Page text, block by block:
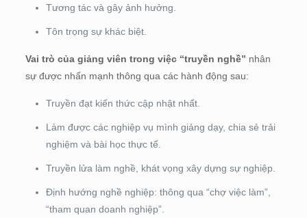
Tương tác và gây ảnh hưởng.
Tôn trọng sự khác biệt.
Vai trò của giảng viên trong việc “truyền nghề” nhân
sự được nhấn mạnh thông qua các hành động sau:
Truyền đạt kiến thức cập nhật nhất.
Làm được các nghiệp vụ mình giảng dạy, chia sẻ trải
nghiệm và bài học thực tế.
Truyền lửa làm nghề, khát vọng xây dựng sự nghiệp.
Định hướng nghề nghiệp: thông qua “chợ việc làm”,
“tham quan doanh nghiệp”.